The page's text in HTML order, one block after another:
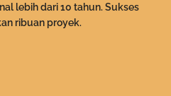
lebih dari 10 tahun. Sukses
ribuan proyek.